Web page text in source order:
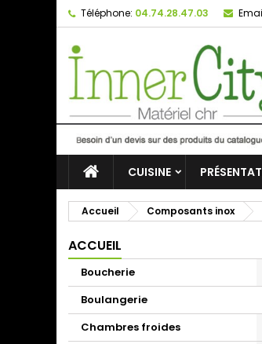
Téléphone: 04.74.28.47.03
CUISINE
Accueil Composants inox
ACCUEIL
Boucherie
Boulangerie
Chambres froides